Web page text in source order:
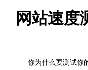
网站速度
你为什么要测试你